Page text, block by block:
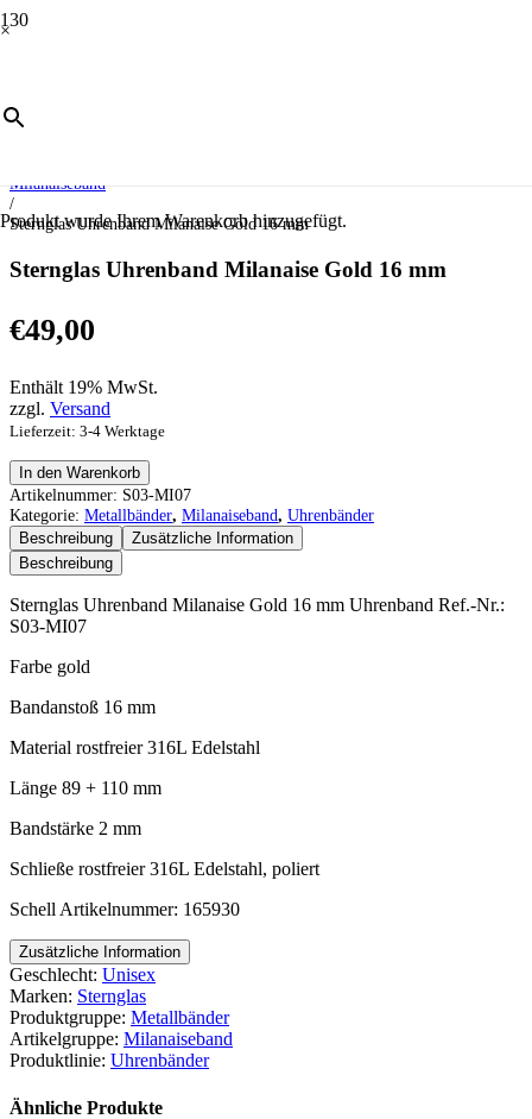
×
Produktwurde Ihrem Warenkorb hinzugefügt.
/
Milanaiseband
/
Sternglas Uhrenband Milanaise Gold 16 mm
Sternglas Uhrenband Milanaise Gold 16 mm
€49,00
Enthält 19% MwSt.
zzgl. Versand
Lieferzeit: 3-4 Werktage
Sternglas
Uhrenband
Milanaise
Gold
16
mm
Menge
In den Warenkorb
Artikelnummer: S03-MI07
Kategorie: Metallbänder, Milanaiseband, Uhrenbänder
Beschreibung
Zusätzliche Information
Beschreibung
Sternglas Uhrenband Milanaise Gold 16 mm Uhrenband Ref.-Nr.:
S03-MI07
Farbe gold
Bandanstoß 16 mm
Material rostfreier 316L Edelstahl
Länge 89 + 110 mm
Bandstärke 2 mm
Schließe rostfreier 316L Edelstahl, poliert
Schell Artikelnummer: 165930
Zusätzliche Information
Geschlecht: Unisex
Marken: Sternglas
Produktgruppe: Metallbänder
Artikelgruppe: Milanaiseband
Produktlinie: Uhrenbänder
Ähnliche Produkte